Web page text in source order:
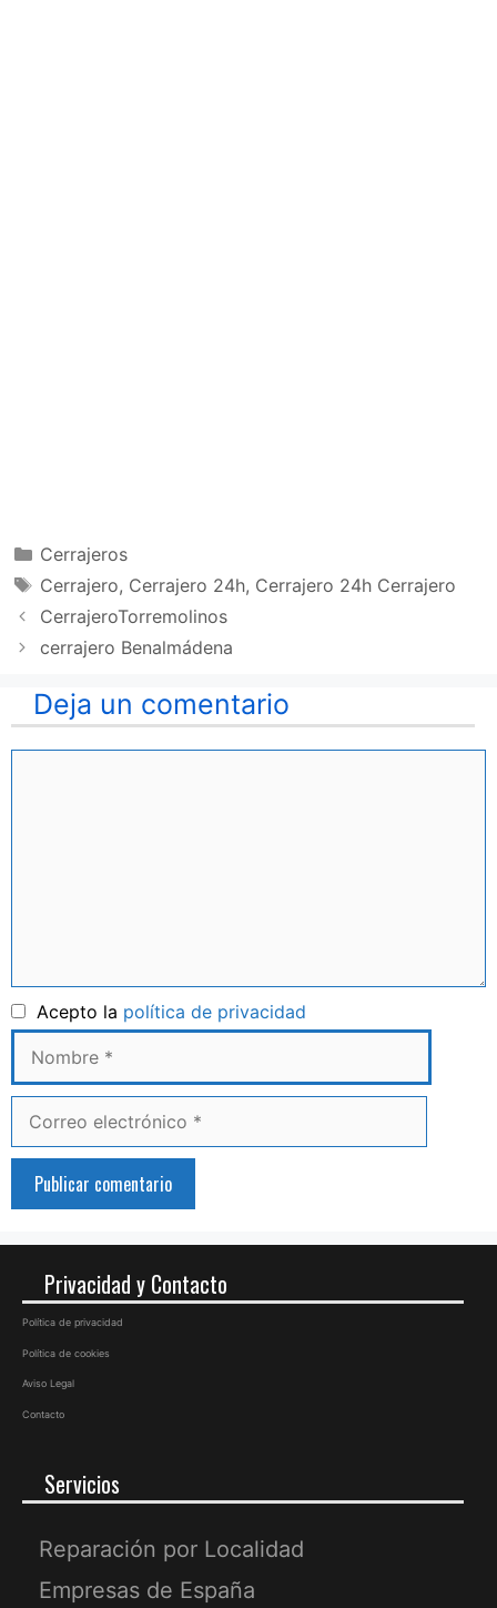
Categorías
Cerrajeros
Etiquetas
Cerrajero, Cerrajero 24h, Cerrajero 24h Cerrajero
CerrajeroTorremolinos
cerrajero Benalmádena
Deja un comentario
Acepto la política de privacidad
Privacidad y Contacto
Política de privacidad
Política de cookies
Aviso Legal
Contacto
Servicios
Reparación por Localidad
Empresas de España